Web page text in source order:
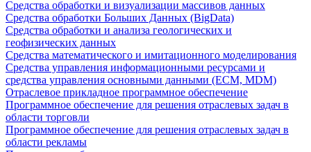
Средства обработки и визуализации массивов данных
Средства обработки Больших Данных (BigData)
Средства обработки и анализа геологических и
геофизических данных
Средства математического и имитационного моделирования
Средства управления информационными ресурсами и
средства управления основными данными (ECM, MDM)
Отраслевое прикладное программное обеспечение
Программное обеспечение для решения отраслевых задач в
области торговли
Программное обеспечение для решения отраслевых задач в
области рекламы